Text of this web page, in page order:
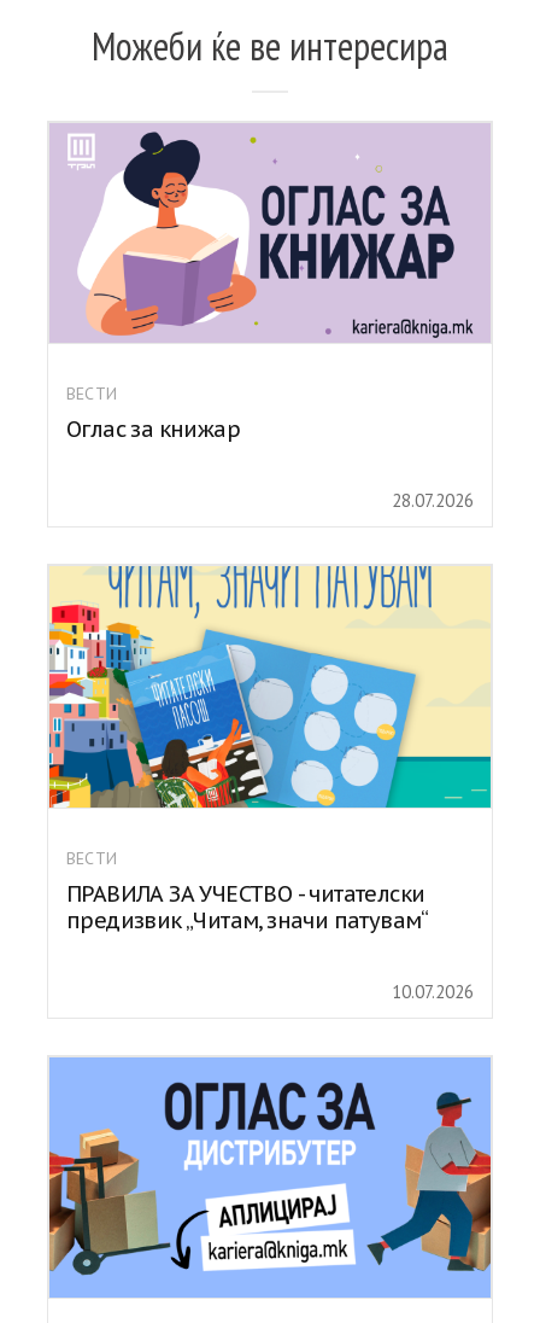
Можеби ќе ве интересира
ВЕСТИ
Оглас за книжар
28.07.2026
ВЕСТИ
ПРАВИЛА ЗА УЧЕСТВО - читателски
предизвик „Читам, значи патувам“
10.07.2026